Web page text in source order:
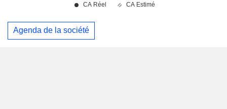
Agenda de la société